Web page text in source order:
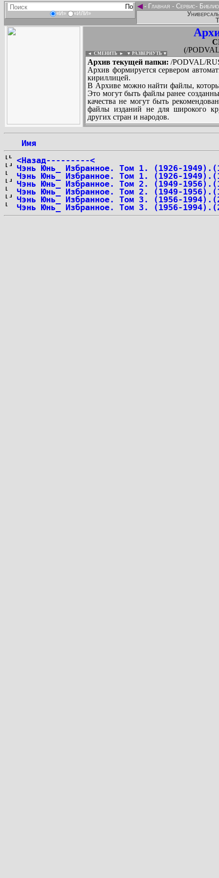
«И» «ИЛИ»
◄- Главная - Сервис-
(/
◄ СМЕНИТЬ ► ▼ РАЗВЕРНУТЬ ▼
Архив текущей папки: /PODVAL/
Архив формируется сервером
кириллицей.
В Архиве можно найти файлы,
Это могут быть файлы ранее
качества не могут быть
файлы изданий не для широкого
других стран и народов.
Имя
<Назад---------<
Чэнь Юнь_ Избранное. Том 1. (1926-
Чэнь Юнь_ Избранное. Том 1. (1926-
Чэнь Юнь_ Избранное. Том 2. (1949-
Чэнь Юнь_ Избранное. Том 2. (1949-
Чэнь Юнь_ Избранное. Том 3. (1956-
Чэнь Юнь_ Избранное. Том 3. (1956-